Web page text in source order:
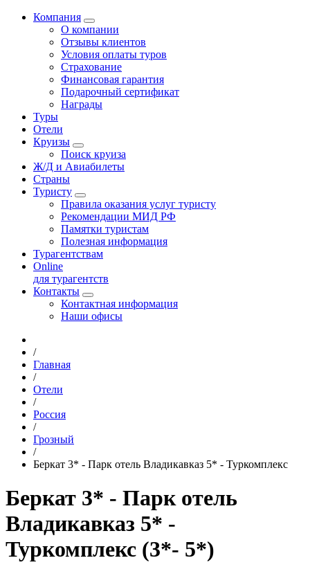
Компания
О компании
Отзывы клиентов
Условия оплаты туров
Страхование
Финансовая гарантия
Подарочный сертификат
Награды
Туры
Отели
Круизы
Поиск круиза
Ж/Д и Авиабилеты
Страны
Туристу
Правила оказания услуг туристу
Рекомендации МИД РФ
Памятки туристам
Полезная информация
Турагентствам
Online
для турагентств
Контакты
Контактная информация
Наши офисы
/
Главная
/
Отели
/
Россия
/
Грозный
/
Беркат 3* - Парк отель Владикавказ 5* - Туркомплекс
Беркат 3* - Парк отель
Владикавказ 5* -
Туркомплекс (3*- 5*)